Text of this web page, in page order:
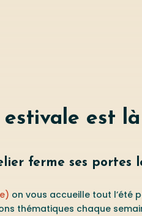
estivale est
ferme ses portes
on vous accueille tout l’été
thématiques chaque